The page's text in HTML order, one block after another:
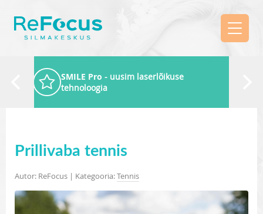
SMILE Pro - uusim laserlõikuse
tehnoloogia
Prillivaba tennis
Autor: ReFocus | Kategooria:Tennis